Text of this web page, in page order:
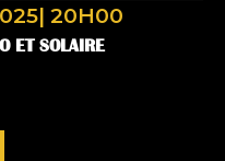
| 20H00
ET SOLAIRE